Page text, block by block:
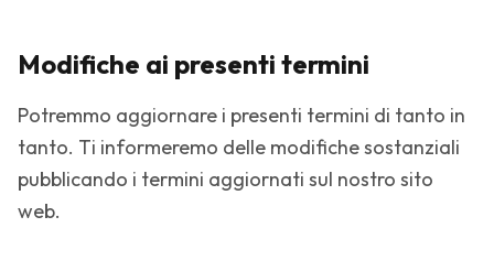
Modifiche ai presenti termini
Potremmo aggiornare i presenti termini di tanto in
tanto. Ti informeremo delle modifiche sostanziali
pubblicando i termini aggiornati sul nostro sito
web.